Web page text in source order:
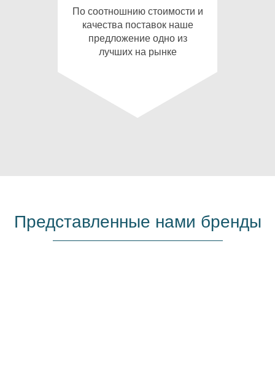
По соотношнию стоимости и
качества поставок наше
предложение одно из
лучших на рынке
Представленные нами бренды